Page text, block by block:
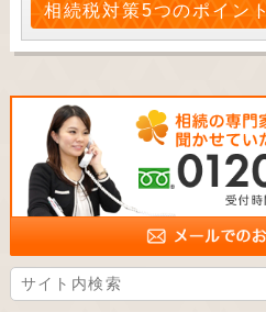
相続税対策5つのポイント